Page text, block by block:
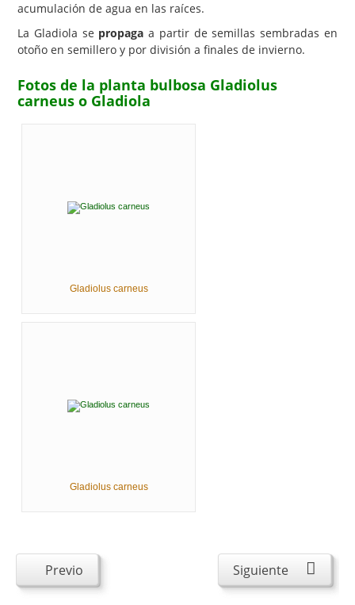
acumulación de agua en las raíces.
La Gladiola se propaga a partir de semillas sembradas en
otoño en semillero y por división a finales de invierno.
Fotos de la planta bulbosa Gladiolus
carneus o Gladiola
Gladiolus carneus
Gladiolus carneus
Previo Siguiente